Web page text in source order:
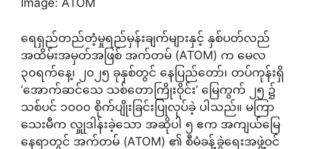
Image: ATOM
ရေရှည်တည်တံ့မှုရည်မှန်းချက်များနှင့် နှစ်ပတ်လည်
အထိမ်းအမှတ်အဖြစ် အက်တမ် (ATOM) က မေလ
၃၀ရက်နေ့၊ ၂၀၂၅ ခုနှစ်တွင် နေပြည်တော်၊ တပ်ကုန်းရှိ
‘အောက်ဆင်သေ သစ်တောကြိုးဝိုင်း’ မြေကွက် ၂၅ ၌
သစ်ပင် ၁၀၀၀ စိုက်ပျိုးခြင်းပြုလုပ်ခဲ့ ပါသည်။ မကြာ
သေးမီက လှူုဒါန်းခဲ့သော အဆိုပါ ၅ ဧက အကျယ်မြေ
နေရာတွင် အက်တမ် (ATOM) ၏ စီမံခန့်ခွဲရေးအဖွဲ့ဝင်